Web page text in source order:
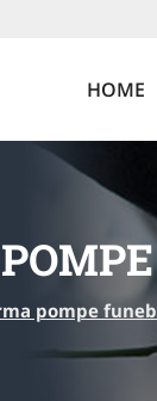
HOME
pompe